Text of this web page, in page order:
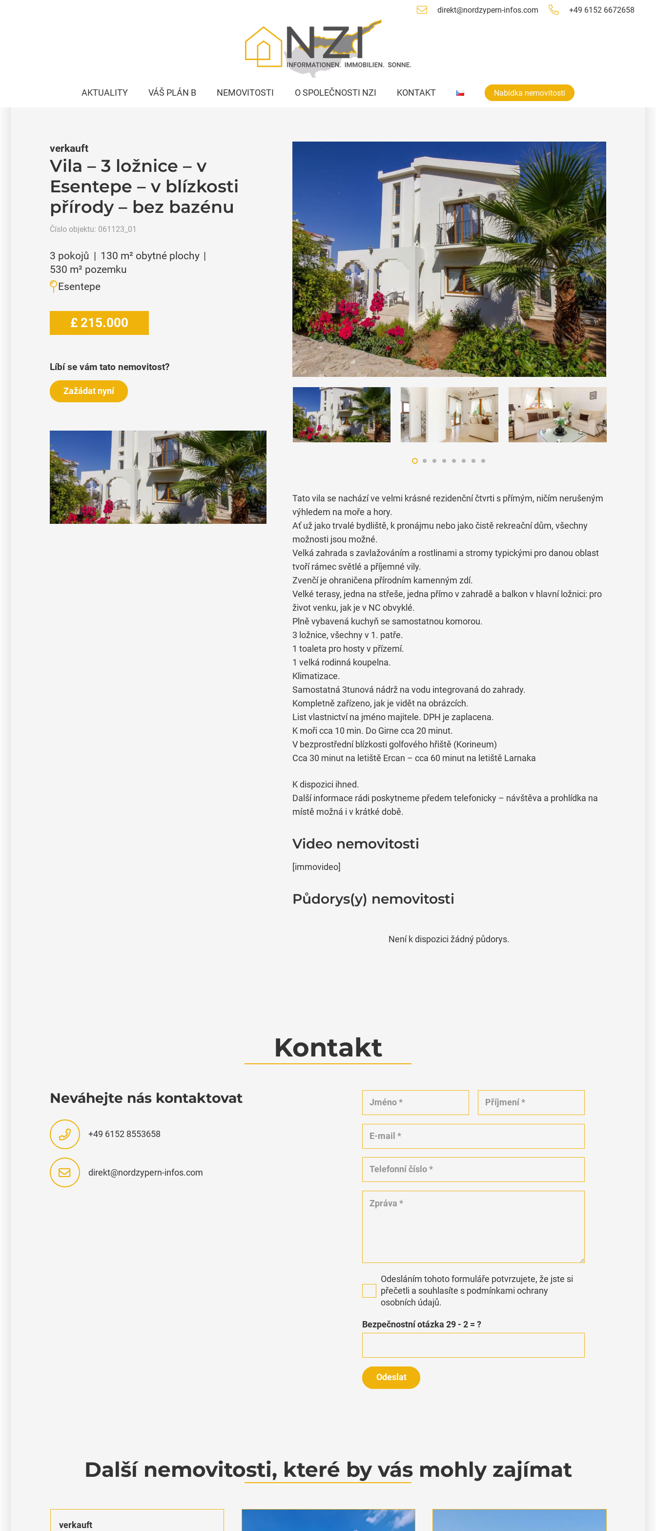
direkt@nordzypern-infos.com +49 6152 6672658
AKTUALITY VÁŠ PLÁN B NEMOVITOSTI O SPOLEČNOSTI NZI KONTAKT Nabídka nemovitostí
verkauft
Vila – 3 ložnice – v
Esentepe – v blízkosti
přírody – bez bazénu
Číslo objektu: 061123_01
3 pokojů | 130 m² obytné plochy |
530 m² pozemku
Esentepe
£ 215.000
Líbí se vám tato nemovitost?
Zažádat nyní
Tato vila se nachází ve velmi krásné rezidenční čtvrti s přímým, ničím nerušeným
výhledem na moře a hory.
Ať už jako trvalé bydliště, k pronájmu nebo jako čistě rekreační dům, všechny
možnosti jsou možné.
Velká zahrada s zavlažováním a rostlinami a stromy typickými pro danou oblast
tvoří rámec světlé a příjemné vily.
Zvenčí je ohraničena přírodním kamenným zdí.
Velké terasy, jedna na střeše, jedna přímo v zahradě a balkon v hlavní ložnici: pro
život venku, jak je v NC obvyklé.
Plně vybavená kuchyň se samostatnou komorou.
3 ložnice, všechny v 1. patře.
1 toaleta pro hosty v přízemí.
1 velká rodinná koupelna.
Klimatizace.
Samostatná 3tunová nádrž na vodu integrovaná do zahrady.
Kompletně zařízeno, jak je vidět na obrázcích.
List vlastnictví na jméno majitele. DPH je zaplacena.
K moři cca 10 min. Do Girne cca 20 minut.
V bezprostřední blízkosti golfového hřiště (Korineum)
Cca 30 minut na letiště Ercan – cca 60 minut na letiště Larnaka
K dispozici ihned.
Další informace rádi poskytneme předem telefonicky – návštěva a prohlídka na
místě možná i v krátké době.
Video nemovitosti
[immovideo]
Půdorys(y) nemovitosti
Není k dispozici žádný půdorys.
Kontakt
Neváhejte nás kontaktovat
+49 6152 8553658
direkt@nordzypern-infos.com
Odesláním tohoto formuláře potvrzujete, že jste si
přečetli a souhlasíte s podmínkami ochrany
osobních údajů.
Bezpečnostní otázka29 - 2 = ?
Odeslat
Další nemovitosti, které by vás mohly zajímat